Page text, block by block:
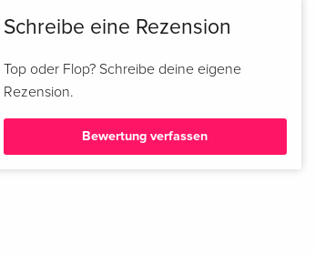
Schreibe eine Rezension
Top oder Flop? Schreibe deine eigene
Rezension.
Bewertung verfassen